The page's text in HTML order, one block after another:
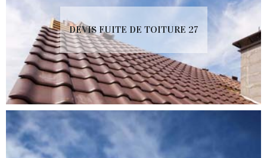
DEVIS FUITE DE TOITURE 27